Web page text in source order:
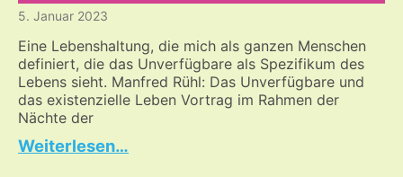
5. Januar 2023
Eine Lebenshaltung, die mich als ganzen Menschen
definiert, die das Unverfügbare als Spezifikum des
Lebens sieht. Manfred Rühl: Das Unverfügbare und
das existenzielle Leben Vortrag im Rahmen der
Nächte der
…